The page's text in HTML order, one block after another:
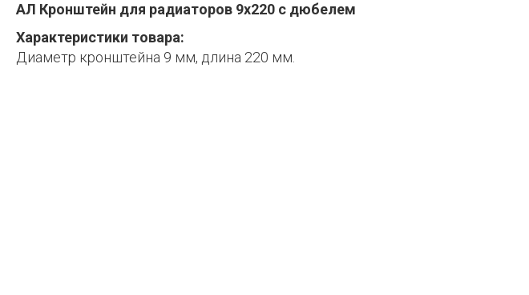
АЛ Кронштейн для радиаторов 9х220 с дюбелем
Характеристики товара:
Диаметр кронштейна 9 мм, длина 220 мм.